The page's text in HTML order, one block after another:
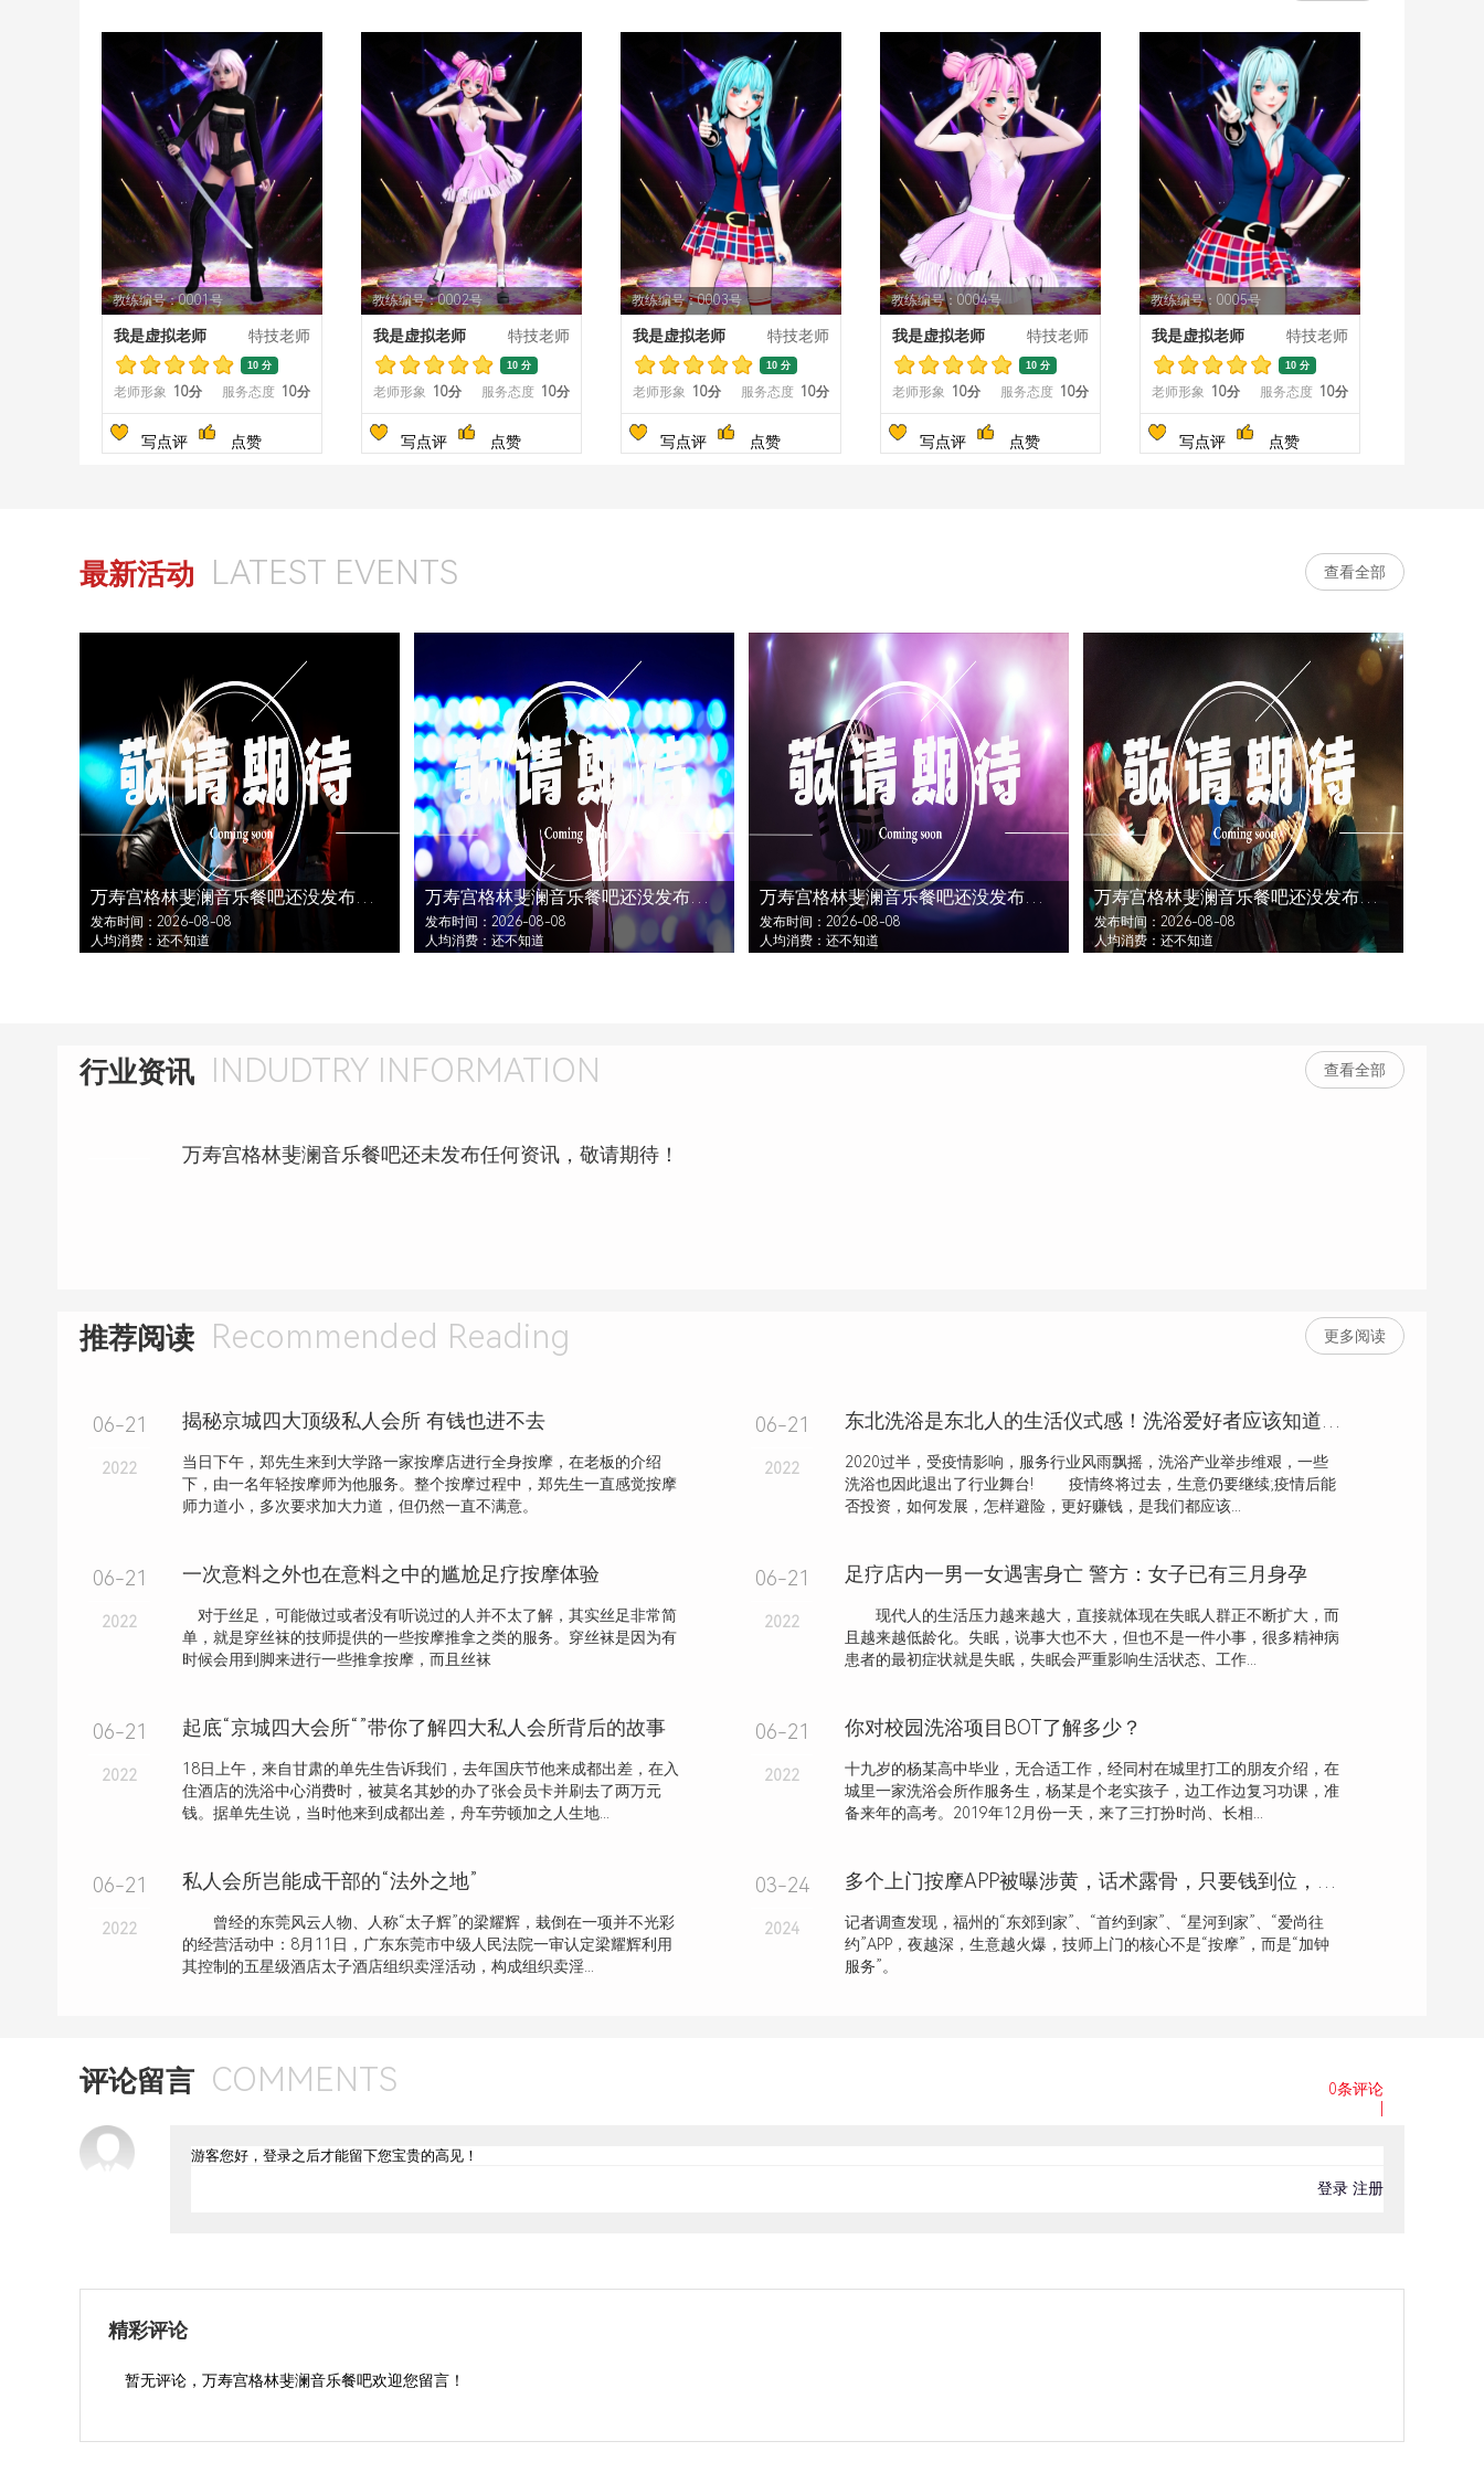
教练编号：0001号
我是虚拟老师 特技老师
10 分
老师形象 10分 服务态度 10分
写点评 点赞
教练编号：0002号
我是虚拟老师 特技老师
10 分
老师形象 10分 服务态度 10分
写点评 点赞
教练编号：0003号
我是虚拟老师 特技老师
10 分
老师形象 10分 服务态度 10分
写点评 点赞
教练编号：0004号
我是虚拟老师 特技老师
10 分
老师形象 10分 服务态度 10分
写点评 点赞
教练编号：0005号
我是虚拟老师 特技老师
10 分
老师形象 10分 服务态度 10分
写点评 点赞
最新活动 LATEST EVENTS 查看全部
万寿宫格林斐澜音乐餐吧还没发布活动
发布时间：2026-08-08
人均消费：还不知道
万寿宫格林斐澜音乐餐吧还没发布活动
发布时间：2026-08-08
人均消费：还不知道
万寿宫格林斐澜音乐餐吧还没发布活动
发布时间：2026-08-08
人均消费：还不知道
万寿宫格林斐澜音乐餐吧还没发布活动
发布时间：2026-08-08
人均消费：还不知道
行业资讯 INDUDTRY INFORMATION 查看全部
万寿宫格林斐澜音乐餐吧还未发布任何资讯，敬请期待！
推荐阅读 Recommended Reading 更多阅读
06-21
2022
揭秘京城四大顶级私人会所 有钱也进不去
当日下午，郑先生来到大学路一家按摩店进行全身按摩，在老板的介绍
下，由一名年轻按摩师为他服务。整个按摩过程中，郑先生一直感觉按摩
师力道小，多次要求加大力道，但仍然一直不满意。
06-21
2022
2020过半，受疫情影响，服务行业风雨飘摇，洗浴产业举步维艰，一些
洗浴也因此退出了行业舞台! 疫情终将过去，生意仍要继续;疫情后能
否投资，如何发展，怎样避险，更好赚钱，是我们都应该...
06-21
2022
一次意料之外也在意料之中的尴尬足疗按摩体验
对于丝足，可能做过或者没有听说过的人并不太了解，其实丝足非常简
单，就是穿丝袜的技师提供的一些按摩推拿之类的服务。穿丝袜是因为有
时候会用到脚来进行一些推拿按摩，而且丝袜
06-21
2022
足疗店内一男一女遇害身亡 警方：女子已有三月身孕
现代人的生活压力越来越大，直接就体现在失眠人群正不断扩大，而
且越来越低龄化。失眠，说事大也不大，但也不是一件小事，很多精神病
患者的最初症状就是失眠，失眠会严重影响生活状态、工作...
06-21
2022
起底“京城四大会所“”带你了解四大私人会所背后的故事
18日上午，来自甘肃的单先生告诉我们，去年国庆节他来成都出差，在入
住酒店的洗浴中心消费时，被莫名其妙的办了张会员卡并刷去了两万元
钱。据单先生说，当时他来到成都出差，舟车劳顿加之人生地...
06-21
2022
你对校园洗浴项目BOT了解多少？
十九岁的杨某高中毕业，无合适工作，经同村在城里打工的朋友介绍，在
城里一家洗浴会所作服务生，杨某是个老实孩子，边工作边复习功课，准
备来年的高考。2019年12月份一天，来了三打扮时尚、长相...
06-21
2022
私人会所岂能成干部的“法外之地”
曾经的东莞风云人物、人称“太子辉”的梁耀辉，栽倒在一项并不光彩
的经营活动中：8月11日，广东东莞市中级人民法院一审认定梁耀辉利用
其控制的五星级酒店太子酒店组织卖淫活动，构成组织卖淫...
03-24
2024
记者调查发现，福州的“东郊到家”、“首约到家”、“星河到家”、“爱尚往
约”APP，夜越深，生意越火爆，技师上门的核心不是“按摩”，而是“加钟
服务”。
评论留言 COMMENTS 0条评论
登录 注册
精彩评论
暂无评论，万寿宫格林斐澜音乐餐吧欢迎您留言！